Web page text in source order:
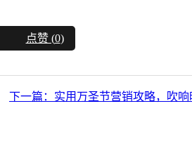
点赞 (0)
下一篇：实用万圣节营销攻略，吹响